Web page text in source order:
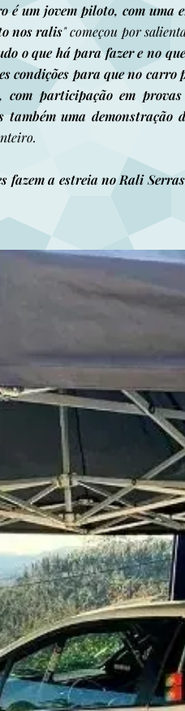
é um jovem piloto, com uma
nos ralis" começou por
o que há para fazer e no
condições para que no carro
com participação em
também uma
fazem a estreia no Rali